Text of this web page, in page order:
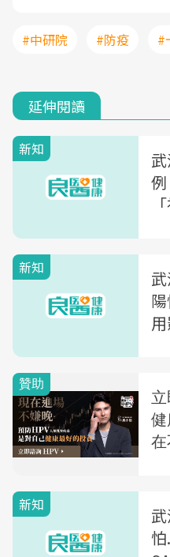
#中研院 #防疫 #
延伸閱讀
新知
新知
新知